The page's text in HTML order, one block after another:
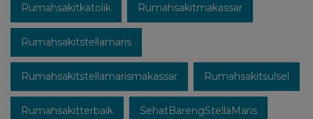
Rumahsakitkatolik Rumahsakitmakassar
Rumahsakitstellamaris
Rumahsakitstellamarismakassar Rumahsakitsulsel
Rumahsakitterbaik SehatBarengStellaMaris